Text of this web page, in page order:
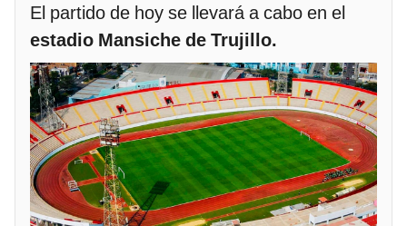
El partido de hoy se llevará a cabo en el
estadio Mansiche de Trujillo.